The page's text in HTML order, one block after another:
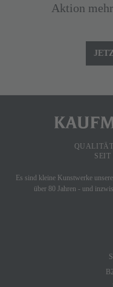
Aktion
SEIT
Es sind kleine Kunstwerke
über 80 Jahren - und